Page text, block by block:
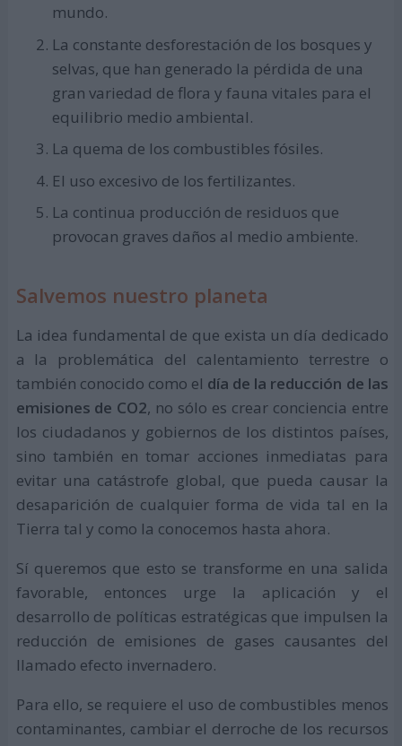
mundo.
La constante desforestación de los bosques y
selvas, que han generado la pérdida de una
gran variedad de flora y fauna vitales para el
equilibrio medio ambiental.
La quema de los combustibles fósiles.
El uso excesivo de los fertilizantes.
La continua producción de residuos que
provocan graves daños al medio ambiente.
Salvemos nuestro planeta
La idea fundamental de que exista un día dedicado
a la problemática del calentamiento terrestre o
también conocido como el día de la reducción de las
emisiones de CO2, no sólo es crear conciencia entre
los ciudadanos y gobiernos de los distintos países,
sino también en tomar acciones inmediatas para
evitar una catástrofe global, que pueda causar la
desaparición de cualquier forma de vida tal en la
Tierra tal y como la conocemos hasta ahora.
Sí queremos que esto se transforme en una salida
favorable, entonces urge la aplicación y el
desarrollo de políticas estratégicas que impulsen la
reducción de emisiones de gases causantes del
llamado efecto invernadero.
Para ello, se requiere el uso de combustibles menos
contaminantes, cambiar el derroche de los recursos